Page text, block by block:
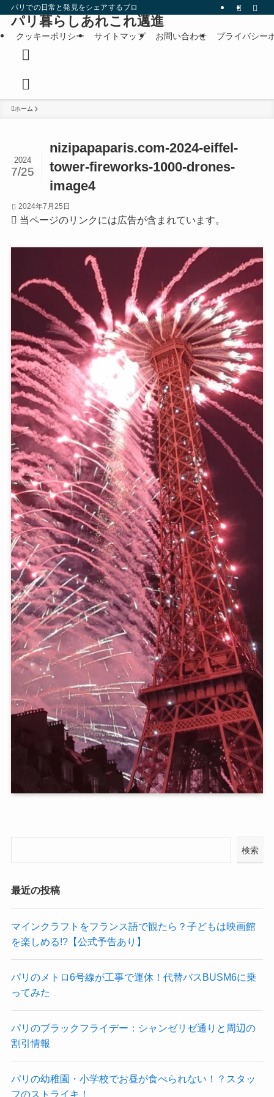
パリでの日常と発見をシェアするブログです。
パリ暮らしあれこれ邁進
クッキーポリシー サイトマップ お問い合わせ プライバシー
ホーム
nizipapaparis.com-2024-eiffel-
tower-fireworks-1000-drones-
image4
2024
7/25
2024年7月25日
当ページのリンクには広告が含まれています。
検索
最近の投稿
マインクラフトをフランス語で観たら？子どもは映画館
を楽しめる!?【公式予告あり】
パリのメトロ6号線が工事で運休！代替バスBUSM6に乗
ってみた
パリのブラックフライデー：シャンゼリゼ通りと周辺の
割引情報
パリの幼稚園・小学校でお昼が食べられない！？スタッ
フのストライキ！